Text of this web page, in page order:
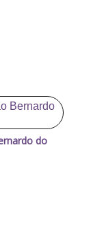
do